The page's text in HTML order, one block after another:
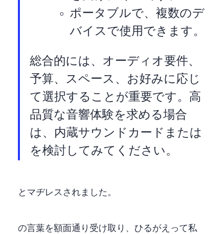
ポータブルで、複数のデ
バイスで使用できます。
総合的には、オーディオ要件、
予算、スペース、お好みに応じ
て選択することが重要です。高
品質な音響体験を求める場合
は、内蔵サウンドカードまたはUSB DAC
を検討してみてください。
とマヂレスされました。
AIの言葉を額面通り受け取り、ひるがえって私